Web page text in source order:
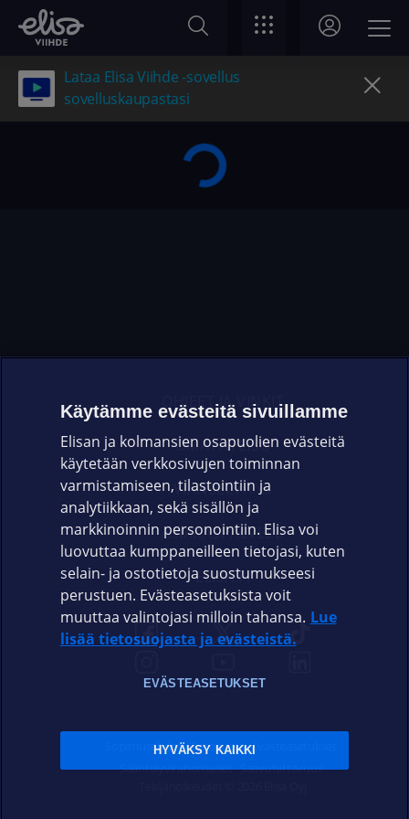
Lataa Elisa Viihde -sovellus
sovelluskaupastasi
OHJEET JA VINKIT
OMAYHTEISÖ
VIANSELVITYS
ASIAKASPALVELU
ELISA.FI
Sopimusehdot Tietosuoja Evästeasetukset
Sääntelyviranomaiset Saavutettavuus
Käytämme evästeitä sivuillamme
Elisan ja kolmansien osapuolien evästeitä
käytetään verkkosivujen toiminnan
varmistamiseen, tilastointiin ja
analytiikkaan, sekä sisällön ja
markkinoinnin personointiin. Elisa voi
luovuttaa kumppaneilleen tietojasi, kuten
selain- ja ostotietoja suostumukseesi
perustuen. Evästeasetuksista voit
muuttaa valintojasi milloin tahansa. Lue
lisää tietosuojasta ja evästeistä.
EVÄSTEASETUKSET
HYVÄKSY KAIKKI